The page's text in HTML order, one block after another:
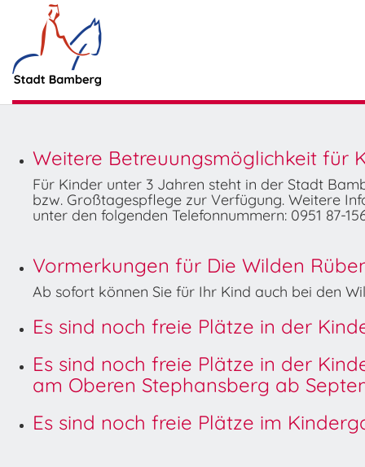
Weitere Betreuungsmöglichkeit für
Für Kinder unter 3 Jahren steht in der Stadt
bzw. Großtagespflege zur Verfügung. Weitere
unter den folgenden Telefonnummern: 0951 87-
Vormerkungen für Die Wilden
Ab sofort können Sie für Ihr Kind auch bei den
Es sind noch freie Plätze in der
Es sind noch freie Plätze in der
am Oberen Stephansberg ab
Es sind noch freie Plätze im